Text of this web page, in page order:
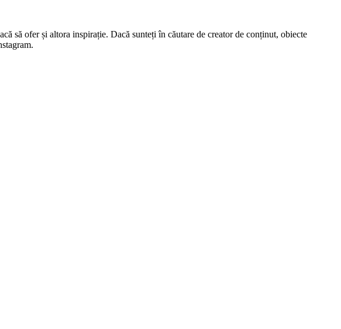
să ofer și altora inspirație. Dacă sunteți în căutare de creator de conținut, obiecte